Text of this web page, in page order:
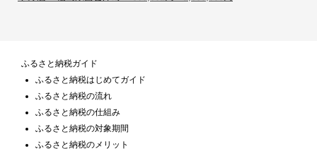
ふるさと納税ガイド
ふるさと納税はじめてガイド
ふるさと納税の流れ
ふるさと納税の仕組み
ふるさと納税の対象期間
ふるさと納税のメリット